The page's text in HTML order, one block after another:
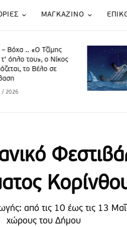
ΜΑΓΚΑΖΙΝΟ
Βέλο
27 / 5 / 2026
από τις 10 έως τις 13
χώρους του Δήμου